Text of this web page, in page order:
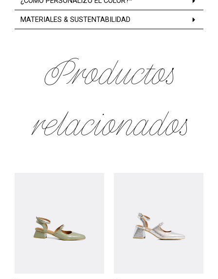
MATERIALES & SUSTENTABILIDAD
Productos
relacionados